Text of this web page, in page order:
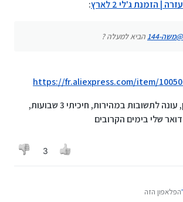
עזרה | הזמנת ג'לי 2 לארץ :
@משה-144 הביא למעלה ?
https://fr.aliexpress.com/item/
הוא נשמע מוכר אמין, עונה לתשובות במהירות, חיכיתי 3 שבועות,
שלי בימים הקרובים
3
הפלאפון הזה